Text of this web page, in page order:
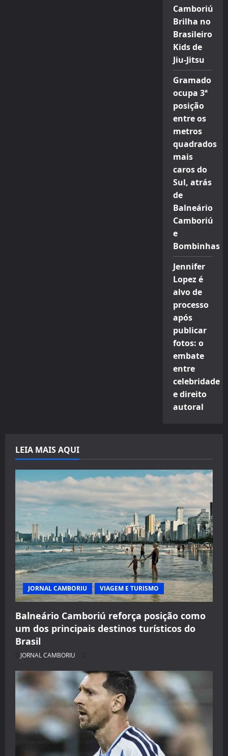
Camboriú
Brilha no
Brasileiro
Kids de
Jiu-Jitsu
Gramado
ocupa 3ª
posição
entre os
metros
quadrados
mais
caros do
Sul, atrás
de
Balneário
Camboriú
e
Bombinhas
Jennifer
Lopez é
alvo de
processo
após
publicar
fotos: o
embate
entre
celebridade
e direito
autoral
LEIA MAIS AQUI
JORNAL CAMBORIU VIAGEM E TURISMO
Balneário Camboriú reforça posição como
um dos principais destinos turísticos do
Brasil
JORNAL CAMBORIU